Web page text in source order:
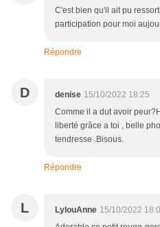
C'est bien qu'il ait pu
participation pour moi
Répondre
D denise 15/10/2022 18:25
Comme il a dut avoir
liberté grâce a toi , belle
tendresse .Bisous.
Répondre
L LylouAnne 15/10/2022